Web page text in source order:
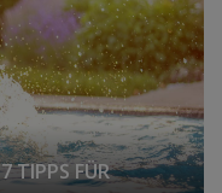
TIPPS FÜR